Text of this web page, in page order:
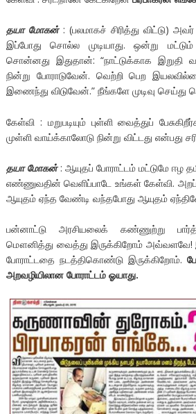
தயா மோகன்: (பலமாகச் சிரித்து விட்டு)
இப்போது சொல்ல முடியாது. ஒன்று
சொன்னது இதுதான்: “நாட்டுக்காக
நின்று போராடுவேன். வெற்றி பெற
இணைந்து விடுவேன்.” நீங்களே முடிவு
கேள்வி : மறுபடியும் புள்ளி வைத்துப்
முள்ளி வாய்க்காலோடு நின்று விட்டது என்பது
தயா மோகன்: ஆயுதப் போராட்டம் மட்டுமே ஈழ
எண்ணுவதின் வெளிப்பாடே உங்கள் கேள்வி.
ஆயுதம் ஏந்த வேண்டி வந்தபோது ஆயுதம்
பன்னாட்டு அரசியலைக் கண்ணுற்று
மௌனித்து வைத்து இருக்கிறோம் அவ்வளவே!
போராட்டதை நடத்திகொண்டு இருக்கிறோம்.
அறவழியிலான போராட்டம் ஓயாது.